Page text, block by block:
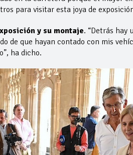
para visitar esta joya de
y su montaje. “Detrás hay
de que hayan contado con mis
ha dicho.